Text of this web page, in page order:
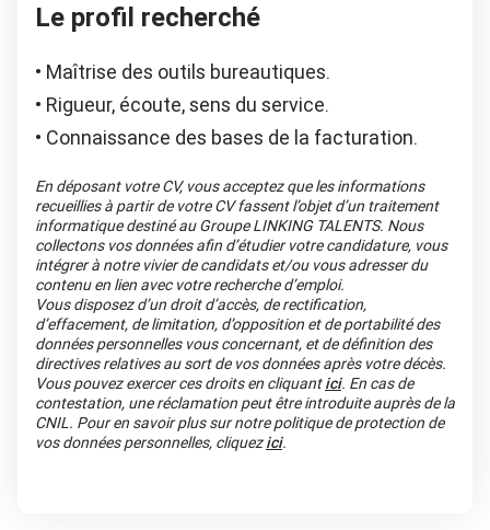
Le profil recherché
Maîtrise des outils bureautiques.
Rigueur, écoute, sens du service.
Connaissance des bases de la facturation.
En déposant votre CV, vous acceptez que les informations
recueillies à partir de votre CV fassent l’objet d’un traitement
informatique destiné au Groupe LINKING TALENTS. Nous
collectons vos données afin d’étudier votre candidature, vous
intégrer à notre vivier de candidats et/ou vous adresser du
contenu en lien avec votre recherche d’emploi.
Vous disposez d’un droit d’accès, de rectification,
d’effacement, de limitation, d’opposition et de portabilité des
données personnelles vous concernant, et de définition des
directives relatives au sort de vos données après votre décès.
Vous pouvez exercer ces droits en cliquantici. En cas de
contestation, une réclamation peut être introduite auprès de la
CNIL. Pour en savoir plus sur notre politique de protection de
vos données personnelles, cliquezici.